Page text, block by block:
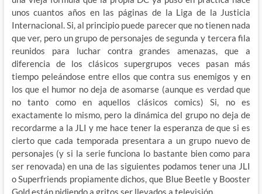
unos cuantos años en las páginas de la Liga de la Justicia
Internacional. Si, al principio puede parecer que no tienen nada
que ver, pero un grupo de personajes de segunda y tercera fila
reunidos para luchar contra grandes amenazas, que a
diferencia de los clásicos supergrupos veces pasan más
tiempo peleándose entre ellos que contra sus enemigos y en
los que el humor no deja de asomarse (aunque es verdad que
no tanto como en aquellos clásicos comics) Si, no es
exactamente lo mismo, pero la dinámica del grupo no deja de
recordarme a la JLI y me hace tener la esperanza de que si es
cierto que cada temporada presentara a un grupo nuevo de
personajes (y si la serie funciona lo bastante bien como para
ser renovada) en una de las siguientes podamos tener una JLI
o Superfriends propiamente dichos, que Blue Beetle y Booster
Gold están pidiendo a gritos ser llevados a televisión.